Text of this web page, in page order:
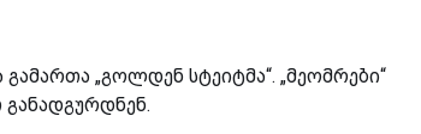
„გოლდენ სტეიტმა“. „მეომრები“
განადგურდნენ.